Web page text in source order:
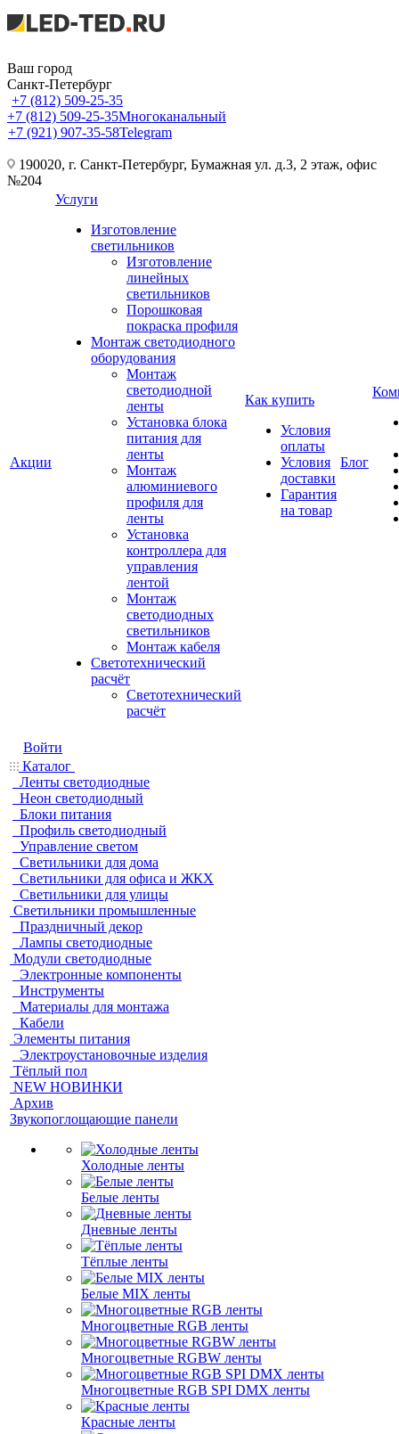
Ваш город
Санкт-Петербург
+7 (812) 509-25-35
+7 (812) 509-25-35Многоканальный
+7 (921) 907-35-58Telegram
190020, г. Санкт-Петербург, Бумажная ул. д.3, 2 этаж, офис
№204
Акции
Услуги
Изготовление
светильников
Изготовление
линейных
светильников
Порошковая
покраска профиля
Монтаж светодиодного
оборудования
Монтаж
светодиодной
ленты
Установка блока
питания для
ленты
Монтаж
алюминиевого
профиля для
ленты
Установка
контроллера для
управления
лентой
Монтаж
светодиодных
светильников
Монтаж кабеля
Светотехнический
расчёт
Светотехнический
расчёт
Как купить
Условия
оплаты
Условия
доставки
Гарантия
на товар
Блог
Войти
Каталог
Ленты светодиодные
Неон светодиодный
Блоки питания
Профиль светодиодный
Управление светом
Светильники для дома
Светильники для офиса и ЖКХ
Светильники для улицы
Светильники промышленные
Праздничный декор
Лампы светодиодные
Модули светодиодные
Электронные компоненты
Инструменты
Материалы для монтажа
Кабели
Элементы питания
Электроустановочные изделия
Тёплый пол
NEW НОВИНКИ
Архив
Звукопоглощающие панели
Холодные ленты
Белые ленты
Дневные ленты
Тёплые ленты
Белые MIX ленты
Многоцветные RGB ленты
Многоцветные RGBW ленты
Многоцветные RGB SPI DMX ленты
Красные ленты